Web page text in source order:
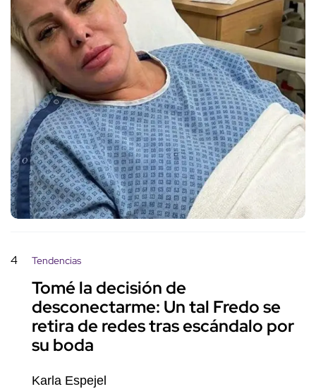
4 Tendencias
Tomé la decisión de
desconectarme: Un tal Fredo se
retira de redes tras escándalo por
su boda
Karla Espejel